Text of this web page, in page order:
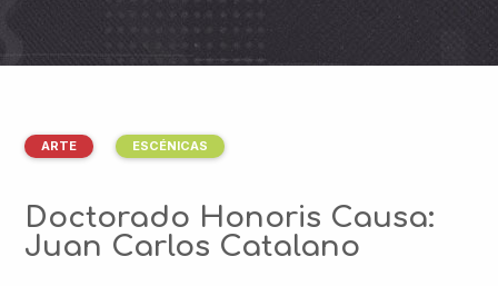
ARTE ESCÉNICAS
Doctorado Honoris Causa:
Juan Carlos Catalano